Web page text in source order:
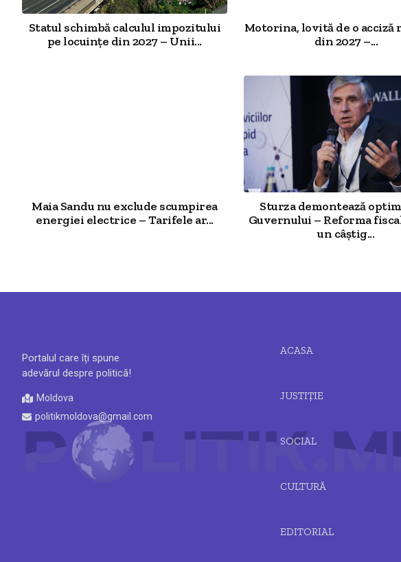
Statul schimbă calculul impozitului
pe locuințe din 2027 – Unii...
Motorina, lovită de o acciză
din 2027 –...
Maia Sandu nu exclude scumpirea
energiei electrice – Tarifele ar...
Sturza demontează
Guvernului – Reforma
un câștig...
Portalul care îți spune
adevărul despre politică!
Moldova
politikmoldova@gmail.com
ACASA
JUSTIȚIE
SOCIAL
CULTURĂ
EDITORIAL